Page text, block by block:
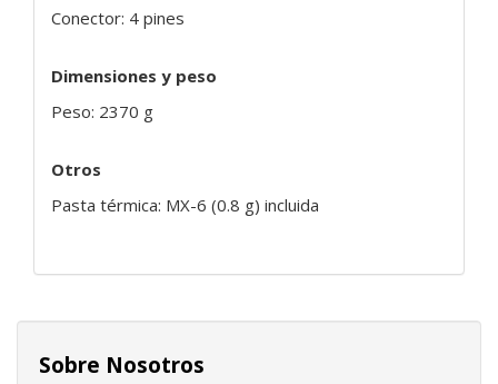
Conector: 4 pines
Dimensiones y peso
Peso: 2370 g
Otros
Pasta térmica: MX-6 (0.8 g) incluida
Sobre Nosotros